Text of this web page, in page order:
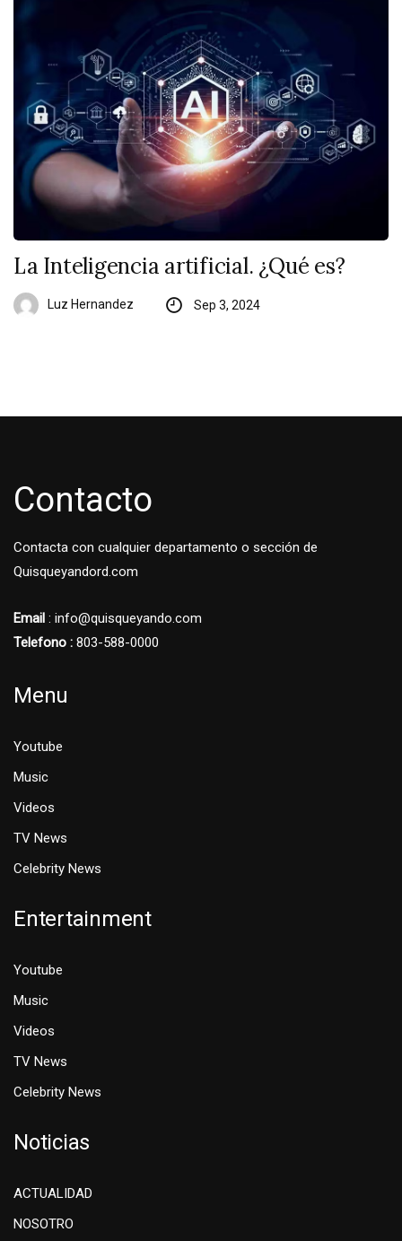
La Inteligencia artificial. ¿Qué es?
Luz Hernandez Sep 3, 2024
Contacto
Contacta con cualquier departamento o sección de
Quisqueyandord.com
Email : info@quisqueyando.com
Telefono : 803-588-0000
Menu
Youtube
Music
Videos
TV News
Celebrity News
Entertainment
Youtube
Music
Videos
TV News
Celebrity News
Noticias
ACTUALIDAD
NOSOTRO